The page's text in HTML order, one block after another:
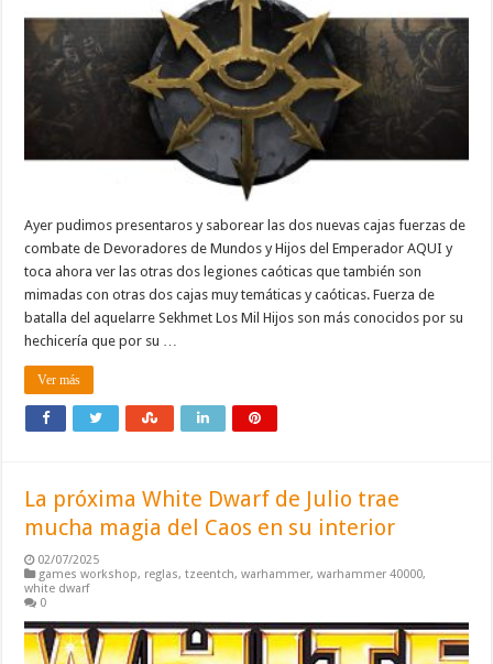
Ayer pudimos presentaros y saborear las dos nuevas cajas fuerzas de
combate de Devoradores de Mundos y Hijos del Emperador AQUI y
toca ahora ver las otras dos legiones caóticas que también son
mimadas con otras dos cajas muy temáticas y caóticas. Fuerza de
batalla del aquelarre Sekhmet Los Mil Hijos son más conocidos por su
hechicería que por su …
Ver más
La próxima White Dwarf de Julio trae
mucha magia del Caos en su interior
02/07/2025
games workshop, reglas,tzeentch,warhammer,warhammer 40000,
white dwarf
0